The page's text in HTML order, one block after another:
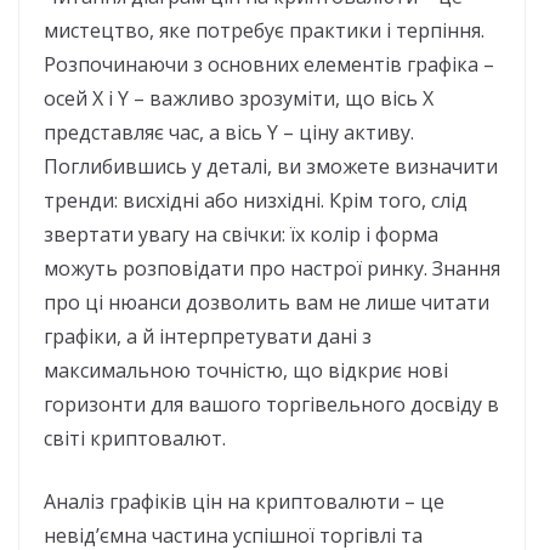
мистецтво, яке потребує практики і терпіння.
Розпочинаючи з основних елементів графіка –
осей X і Y – важливо зрозуміти, що вісь X
представляє час, а вісь Y – ціну активу.
Поглибившись у деталі, ви зможете визначити
тренди: висхідні або низхідні. Крім того, слід
звертати увагу на свічки: їх колір і форма
можуть розповідати про настрої ринку. Знання
про ці нюанси дозволить вам не лише читати
графіки, а й інтерпретувати дані з
максимальною точністю, що відкриє нові
горизонти для вашого торгівельного досвіду в
світі криптовалют.
Аналіз графіків цін на криптовалюти – це
невід’ємна частина успішної торгівлі та